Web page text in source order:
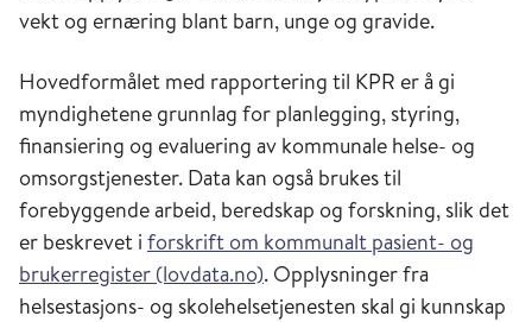
vekt og ernæring blant barn, unge og gravide.
Hovedformålet med rapportering til KPR er å gi
myndighetene grunnlag for planlegging, styring,
finansiering og evaluering av kommunale helse- og
omsorgstjenester. Data kan også brukes til
forebyggende arbeid, beredskap og forskning, slik det
er beskrevet i forskrift om kommunalt pasient- og
brukerregister (lovdata.no). Opplysninger fra
helsestasjons- og skolehelsetjenesten skal gi kunnskap